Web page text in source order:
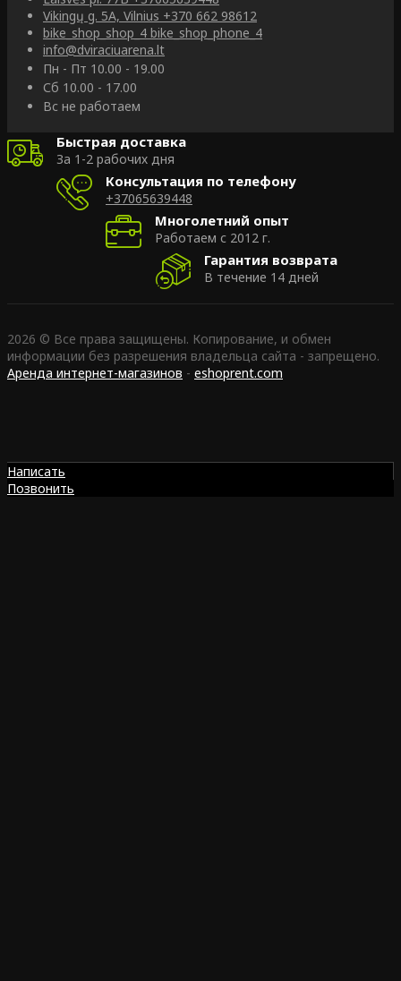
Vikingų g. 5A, Vilnius +370 662 98612
bike_shop_shop_4 bike_shop_phone_4
info@dviraciuarena.lt
Пн - Пт 10.00 - 19.00
Сб 10.00 - 17.00
Вс не работаем
Быстрая доставка
За 1-2 рабочих дня
Консультация по телефону
+37065639448
Многолетний опыт
Работаем с 2012 г.
Гарантия возврата
В течение 14 дней
2026 © Все права защищены. Копирование, и обмен
информации без разрешения владельца сайта - запрещено.
Аренда интернет-магазинов - eshoprent.com
Написать
Позвонить